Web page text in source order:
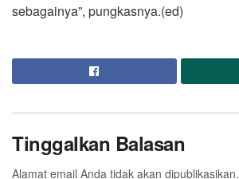
sebagainya”, pungkasnya.(ed)
Tinggalkan Balasan
Alamat email Anda tidak akan dipublikasikan.